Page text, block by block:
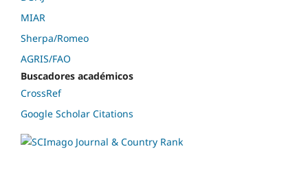
MIAR
Sherpa/Romeo
AGRIS/FAO
Buscadores académicos
CrossRef
Google Scholar Citations